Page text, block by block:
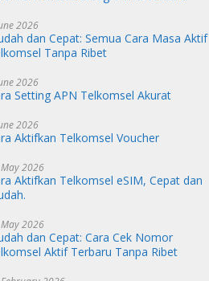
2026
dan Cepat: Semua Cara Masa Aktif
Tanpa Ribet
2026
Setting APN Telkomsel Akurat
2026
Aktifkan Telkomsel Voucher
2026
Aktifkan Telkomsel eSIM, Cepat dan
2026
dan Cepat: Cara Cek Nomor
Aktif Terbaru Tanpa Ribet